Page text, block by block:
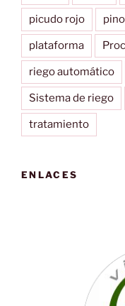
picudo rojo pino
plataforma
riego automático
Sistema de riego
tratamiento
ENLACES